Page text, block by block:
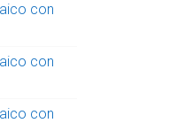
con
con
con